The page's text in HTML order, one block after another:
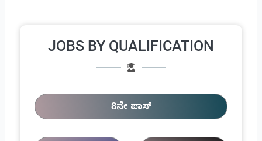
JOBS BY QUALIFICATION
8ನೇ ಪಾಸ್